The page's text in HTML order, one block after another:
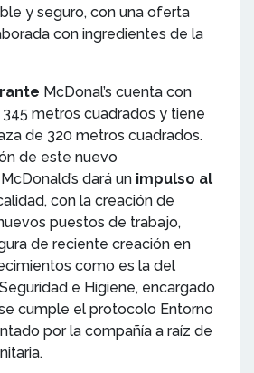
y seguro, con una oferta
con ingredientes de la
McDonal’s cuenta con
metros cuadrados y tiene
de 320 metros cuadrados.
de este nuevo
dará un impulso al
con la creación de
puestos de trabajo,
de reciente creación en
como es la del
e Higiene, encargado
cumple el protocolo Entorno
por la compañía a raíz de